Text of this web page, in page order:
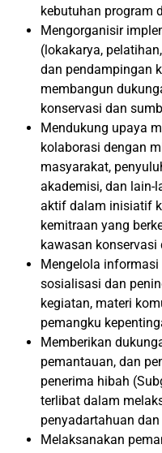
kebutuhan program
Mengorganisir
(lokakarya,
dan pendampingan
membangun
konservasi dan
Mendukung upaya
kolaborasi dengan
masyarakat,
akademisi, dan lain-
aktif dalam inisiatif
kemitraan yang
kawasan
Mengelola
sosialisasi dan
kegiatan, materi
pemangku
Memberikan
pemantauan, dan
penerima hibah
terlibat dalam
penyadartahuan
Melaksanakan